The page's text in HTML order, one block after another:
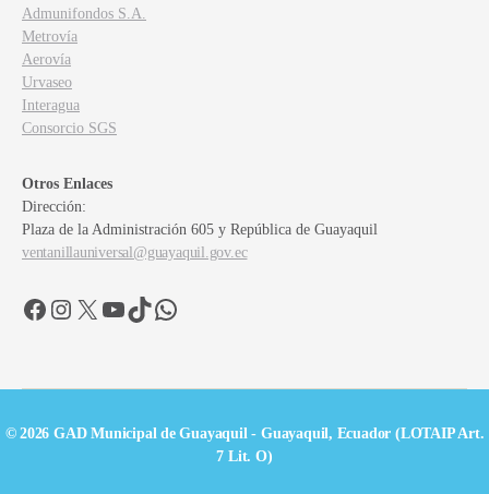
Admunifondos S.A.
Metrovía
Aerovía
Urvaseo
Interagua
Consorcio SGS
Otros Enlaces
Dirección:
Plaza de la Administración 605 y República de Guayaquil
ventanillauniversal@guayaquil.gov.ec
FacebookInstagram
X YouTube
TikTokWhatsApp
© 2026 GAD Municipal de Guayaquil - Guayaquil, Ecuador (LOTAIP Art.
7 Lit. O)